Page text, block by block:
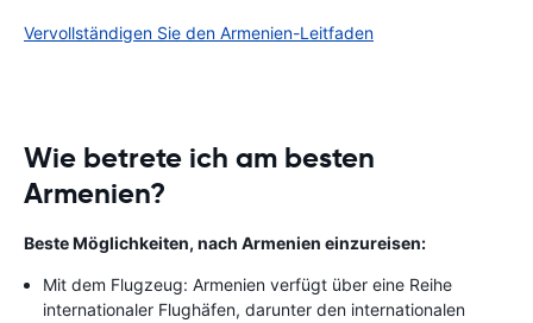
Vervollständigen Sie den Armenien-Leitfaden
Wie betrete ich am besten
Armenien?
Beste Möglichkeiten, nach Armenien einzureisen:
Mit dem Flugzeug: Armenien verfügt über eine Reihe
internationaler Flughäfen, darunter den internationalen